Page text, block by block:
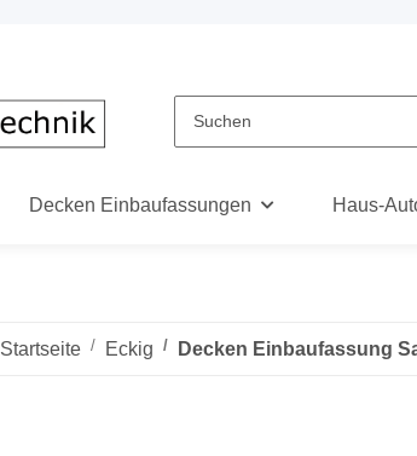
Decken Einbaufassungen Haus-
Startseite Eckig Decken Einbaufassung